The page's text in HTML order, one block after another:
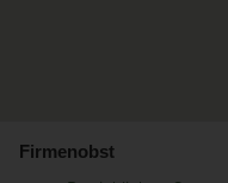
Firmenobst